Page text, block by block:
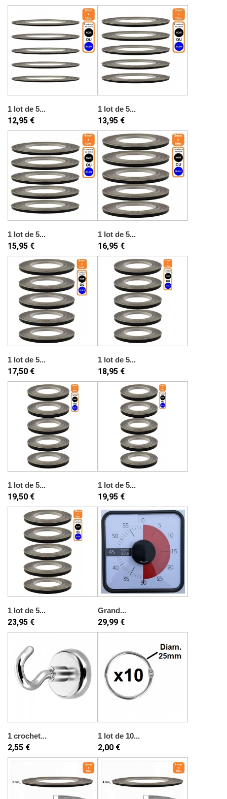
1 lot de 5...
12,95 €
1 lot de 5...
13,95 €
1 lot de 5...
15,95 €
1 lot de 5...
16,95 €
1 lot de 5...
17,50 €
1 lot de 5...
18,95 €
1 lot de 5...
19,50 €
1 lot de 5...
19,95 €
1 lot de 5...
23,95 €
Grand...
29,99 €
1 crochet...
2,55 €
1 lot de 10...
2,00 €